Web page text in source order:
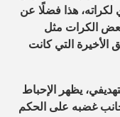
لكراته، هذا فضلًا عن
الكرات مثل
الأخيرة التي كانت
يظهر الإحباط
غضبه على الحكم